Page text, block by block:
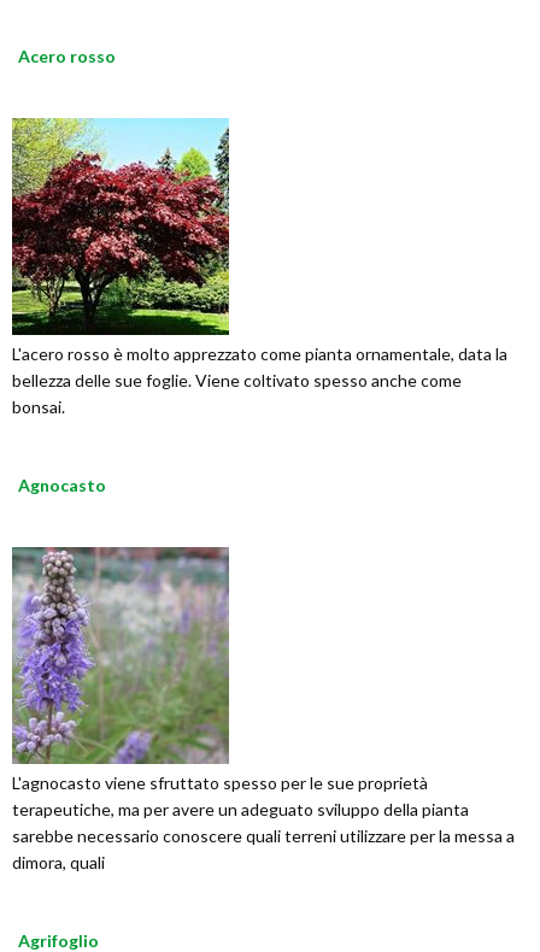
Acero rosso
L'acero rosso è molto apprezzato come pianta ornamentale, data la
bellezza delle sue foglie. Viene coltivato spesso anche come
bonsai.
Agnocasto
L'agnocasto viene sfruttato spesso per le sue proprietà
terapeutiche, ma per avere un adeguato sviluppo della pianta
sarebbe necessario conoscere quali terreni utilizzare per la messa a
dimora, quali
Agrifoglio